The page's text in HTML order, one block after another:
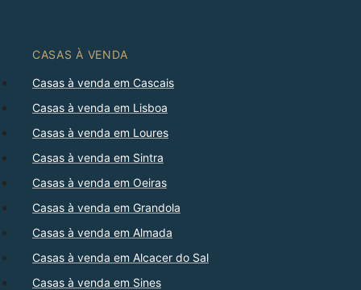
CASAS À VENDA
Casas à venda em Cascais
Casas à venda em Lisboa
Casas à venda em Loures
Casas à venda em Sintra
Casas à venda em Oeiras
Casas à venda em Grandola
Casas à venda em Almada
Casas à venda em Alcacer do Sal
Casas à venda em Sines